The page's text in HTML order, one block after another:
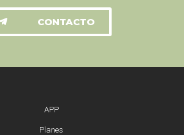
CONTACTO
APP
Planes